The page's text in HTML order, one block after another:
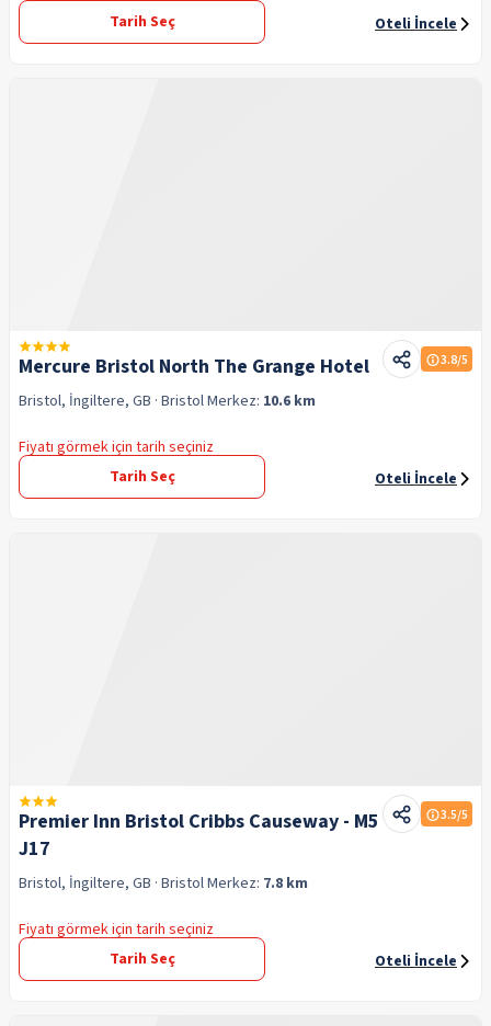
Tarih Seç
Oteli İncele
Mercure Bristol North The Grange Hotel 3.8/5
Bristol, İngiltere, GB · BristolMerkez: 10.6 km
Fiyatı görmek için tarih seçiniz
Tarih Seç
Oteli İncele
Premier Inn Bristol Cribbs Causeway - M5
J17
3.5/5
Bristol, İngiltere, GB · BristolMerkez: 7.8 km
Fiyatı görmek için tarih seçiniz
Tarih Seç
Oteli İncele